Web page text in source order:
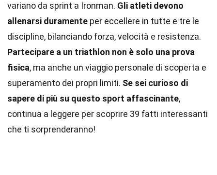
variano da sprint a Ironman. Gli atleti devono
allenarsi duramente per eccellere in tutte e tre le
discipline, bilanciando forza, velocità e resistenza.
Partecipare a un triathlon non è solo una prova
fisica, ma anche un viaggio personale di scoperta e
superamento dei propri limiti. Se sei curioso di
sapere di più su questo sport affascinante,
continua a leggere per scoprire 39 fatti interessanti
che ti sorprenderanno!